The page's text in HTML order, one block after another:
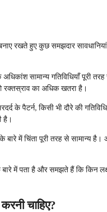
रखते हुए कुछ समझदार
सामान्य गतिविधियाँ पूरी
का अधिक खतरा है।
के पैटर्न, किसी भी दौरे की
है।
में चिंता पूरी तरह से सामान्य
में पता है और समझते हैं कि किन
चाहिए?